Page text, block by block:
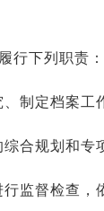
行下列职责：
制定档案工
合规划和专
监督检查，